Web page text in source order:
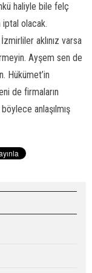
haliyle bile felç
iptal olacak.
aklınız varsa
Ayşem sen de
Hükümet’in
de firmaların
anlaşılmış